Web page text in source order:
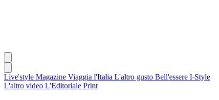
Live'style Magazine Viaggia l'Italia L'altro gusto Bell'essere I-Style
L'altro video L'Editoriale Print